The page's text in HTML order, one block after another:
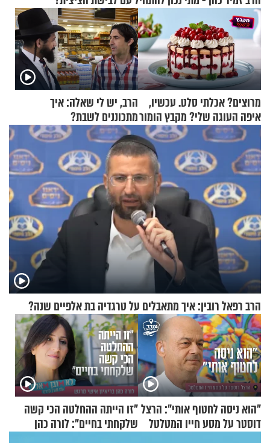
מרוצים? אכלתי סלט. עכשיו,
איפה העוגה שלי? מקבץ הומור
כייפי מספר 1
הרב, יש לי שאלה: איך
מתכוננים לשבת?
הרב רפאל רובין: איך מתאבלים על טרגדיה בת אלפיים שנה?
"הוא ניסה לחטוף אותי": הרצל
דוסטר על מסע חייו המטלטל
"זו הייתה ההחלטה הכי קשה
שלקחתי בחיים": לורה כהן